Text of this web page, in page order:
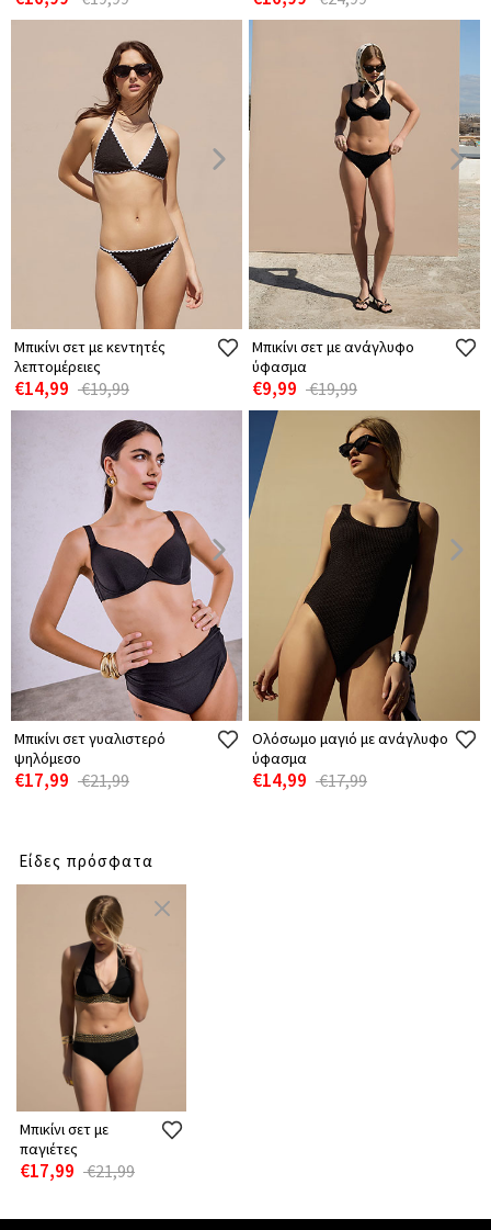
Μπικίνι σετ με κεντητές
λεπτομέρειες
€14,99 €19,99
Μπικίνι σετ με ανάγλυφο
ύφασμα
€9,99 €19,99
Μπικίνι σετ γυαλιστερό
ψηλόμεσο
€17,99 €21,99
Ολόσωμο μαγιό με ανάγλυφο
ύφασμα
€14,99 €17,99
Είδες πρόσφατα
Μπικίνι σετ με
παγιέτες
€17,99 €21,99